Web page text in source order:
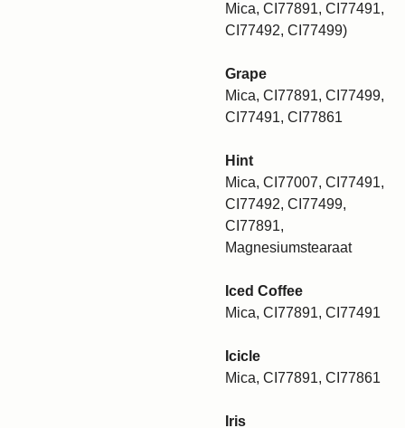
Mica, CI77891, CI77491,
CI77492, CI77499)
Grape
Mica, CI77891, CI77499,
CI77491, CI77861
Hint
Mica, CI77007, CI77491,
CI77492, CI77499,
CI77891,
Magnesiumstearaat
Iced Coffee
Mica, CI77891, CI77491
Icicle
Mica, CI77891, CI77861
Iris